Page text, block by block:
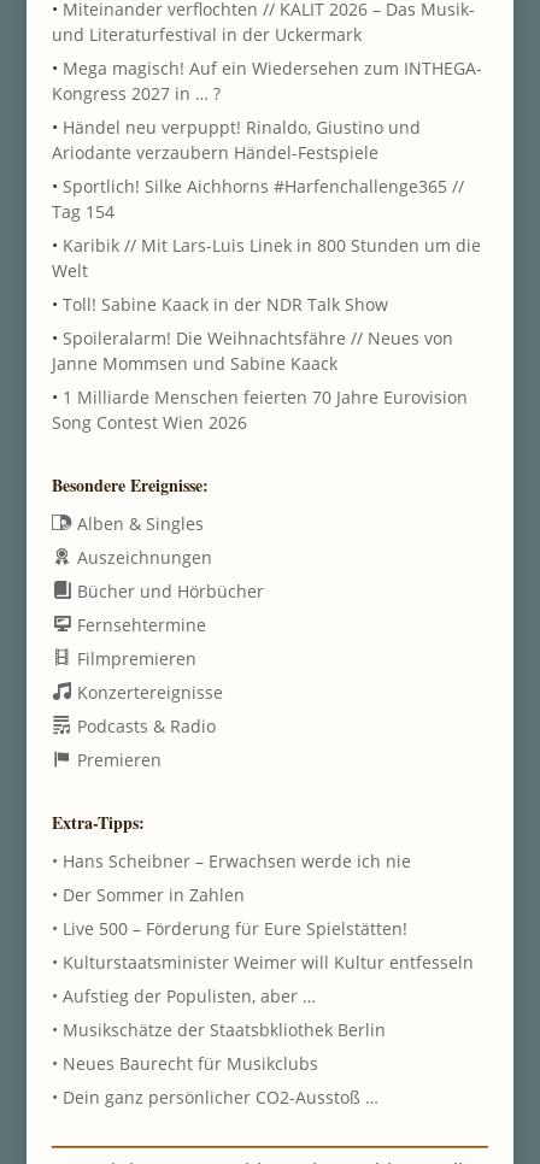
• Miteinander verflochten // KALIT 2026 – Das Musik-
und Literaturfestival in der Uckermark
• Mega magisch! Auf ein Wiedersehen zum INTHEGA-
Kongress 2027 in … ?
• Händel neu verpuppt! Rinaldo, Giustino und
Ariodante verzaubern Händel-Festspiele
• Sportlich! Silke Aichhorns #Harfenchallenge365 //
Tag 154
• Karibik // Mit Lars-Luis Linek in 800 Stunden um die
Welt
• Toll! Sabine Kaack in der NDR Talk Show
• Spoileralarm! Die Weihnachtsfähre // Neues von
Janne Mommsen und Sabine Kaack
• 1 Milliarde Menschen feierten 70 Jahre Eurovision
Song Contest Wien 2026
Besondere Ereignisse:
Alben & Singles
Auszeichnungen
Bücher und Hörbücher
Fernsehtermine
Filmpremieren
Konzertereignisse
Podcasts & Radio
Premieren
Extra-Tipps:
• Hans Scheibner – Erwachsen werde ich nie
• Der Sommer in Zahlen
• Live 500 – Förderung für Eure Spielstätten!
• Kulturstaatsminister Weimer will Kultur entfesseln
• Aufstieg der Populisten, aber …
• Musikschätze der Staatsbkliothek Berlin
• Neues Baurecht für Musikclubs
• Dein ganz persönlicher CO2-Ausstoß …